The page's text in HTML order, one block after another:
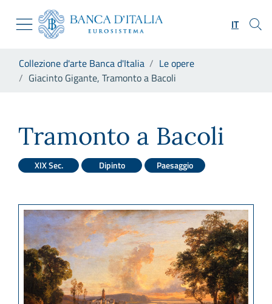
Skip to Main Content
Vai al sito istituzionale
Vai al menu di navigazione
Vai alla ricerca
Vai al footer
IT
Collezione d'arte Banca d'Italia
Le opere
Giacinto Gigante, Tramonto a Bacoli
Tramonto a Bacoli
XIX Sec. Dipinto Paesaggio